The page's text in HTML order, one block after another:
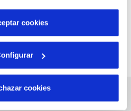
desactivar. Puedes consultar
Política de Cookies
cookies
cookies